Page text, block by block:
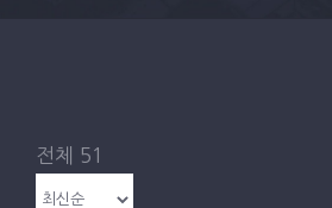
전체 51